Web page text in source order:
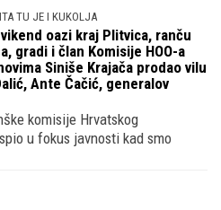
TU JE I KUKOLJA
oazi kraj Plitvica, ranču
gradi i član Komisije HOO-a
Siniše Krajača prodao vilu
Ante Čačić, generalov
komisije Hrvatskog
u fokus javnosti kad smo